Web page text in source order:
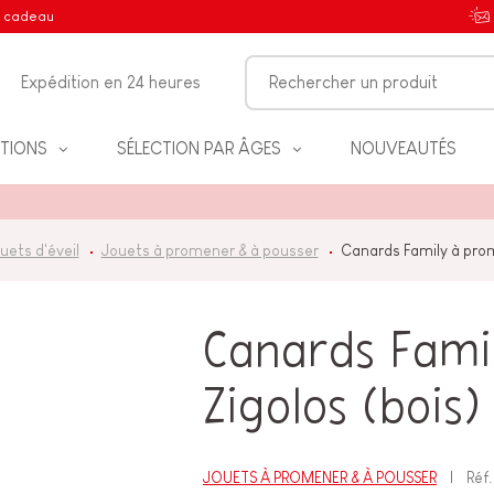
cadeau
Expédition en 24 heures
SÉLECTION PAR ÂGES NOUVEAUTÉS
d'éveil Jouets à promener & à pousser Canards Family à
Canards
Zigolos (bois)
JOUETS À PROMENER & À POUSSER Réf.